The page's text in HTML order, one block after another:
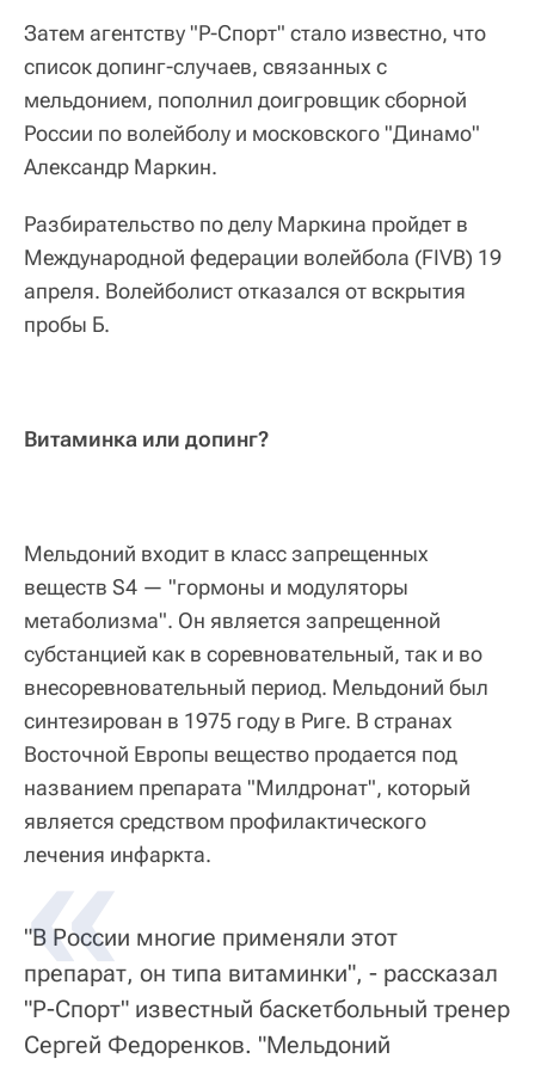
Затем агентству "Р-Спорт" стало известно, что
список допинг-случаев, связанных с
мельдонием, пополнил доигровщик сборной
России по волейболу и московского "Динамо"
Александр Маркин.
Разбирательство по делу Маркина пройдет в
Международной федерации волейбола (FIVB) 19
апреля. Волейболист отказался от вскрытия
пробы Б.
Витаминка или допинг?
Мельдоний входит в класс запрещенных
веществ S4 — "гормоны и модуляторы
метаболизма". Он является запрещенной
субстанцией как в соревновательный, так и во
внесоревновательный период. Мельдоний был
синтезирован в 1975 году в Риге. В странах
Восточной Европы вещество продается под
названием препарата "Милдронат", который
является средством профилактического
лечения инфаркта.
"В России многие применяли этот
препарат, он типа витаминки", - рассказал
"Р-Спорт" известный баскетбольный тренер
Сергей Федоренков. "Мельдоний